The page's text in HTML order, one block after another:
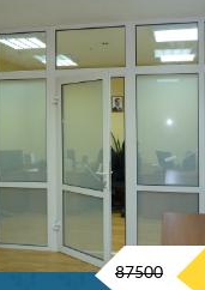
87500